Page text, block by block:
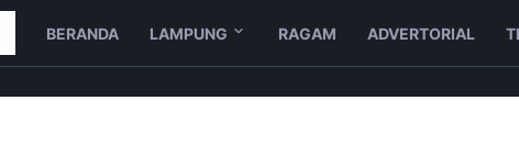
BERANDA LAMPUNG RAGAM ADVERTORIAL